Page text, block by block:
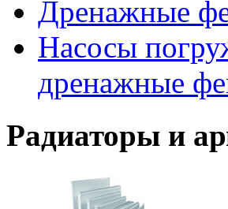
Дренажные
Насосы
дренажные
Радиаторы и